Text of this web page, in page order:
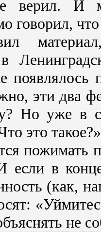
верил. И
говорил,
эти два
Но уже в
это такое?»
пожимать
в
(как,
не